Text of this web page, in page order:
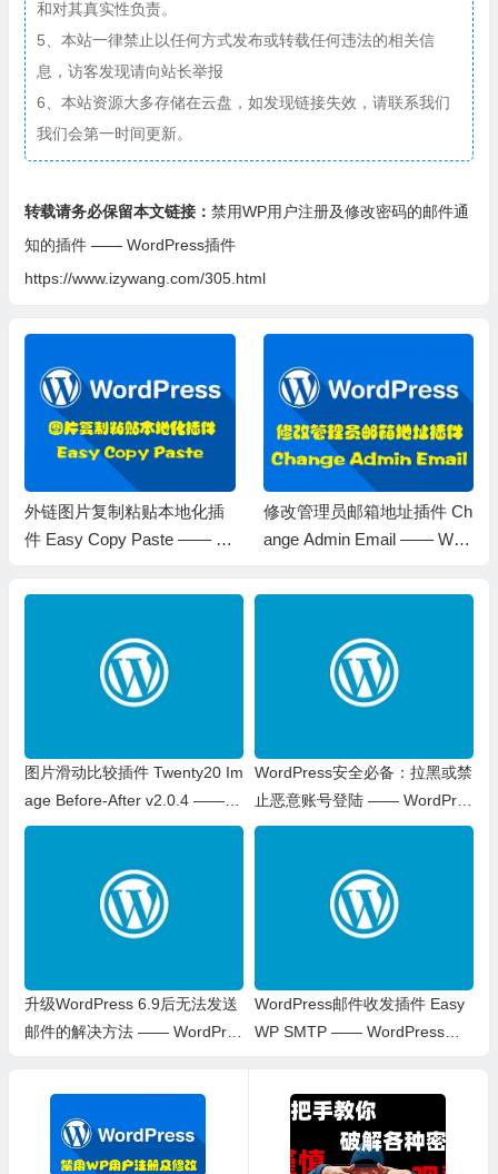
和对其真实性负责。
5、本站一律禁止以任何方式发布或转载任何违法的相关信
息，访客发现请向站长举报
6、本站资源大多存储在云盘，如发现链接失效，请联系我们
我们会第一时间更新。
转载请务必保留本文链接： 禁用WP用户注册及修改密码的邮件通
知的插件 —— WordPress插件
https://www.izywang.com/305.html
外链图片复制粘贴本地化插
件 Easy Copy Paste —— W
修改管理员邮箱地址插件 Ch
ange Admin Email —— Wor
图片滑动比较插件 Twenty20 Im
age Before-After v2.0.4 —— W
ordPress插件
WordPress安全必备：拉黑或禁
止恶意账号登陆 —— WordPres
s 教程
升级WordPress 6.9后无法发送
邮件的解决方法 —— WordPres
WordPress邮件收发插件 Easy
WP SMTP —— WordPress插